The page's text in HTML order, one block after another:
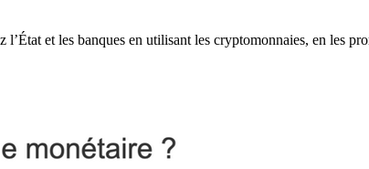
l’État et les banques en utilisant les cryptomonnaies, en les